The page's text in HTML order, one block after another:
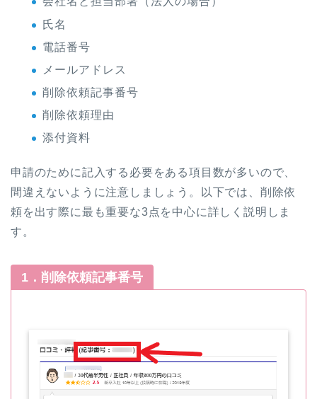
氏名
電話番号
メールアドレス
削除依頼記事番号
削除依頼理由
添付資料
申請のために記入する必要をある項目数が多いので、
間違えないように注意しましょう。以下では、削除依
頼を出す際に最も重要な3点を中心に詳しく説明しま
す。
1．削除依頼記事番号